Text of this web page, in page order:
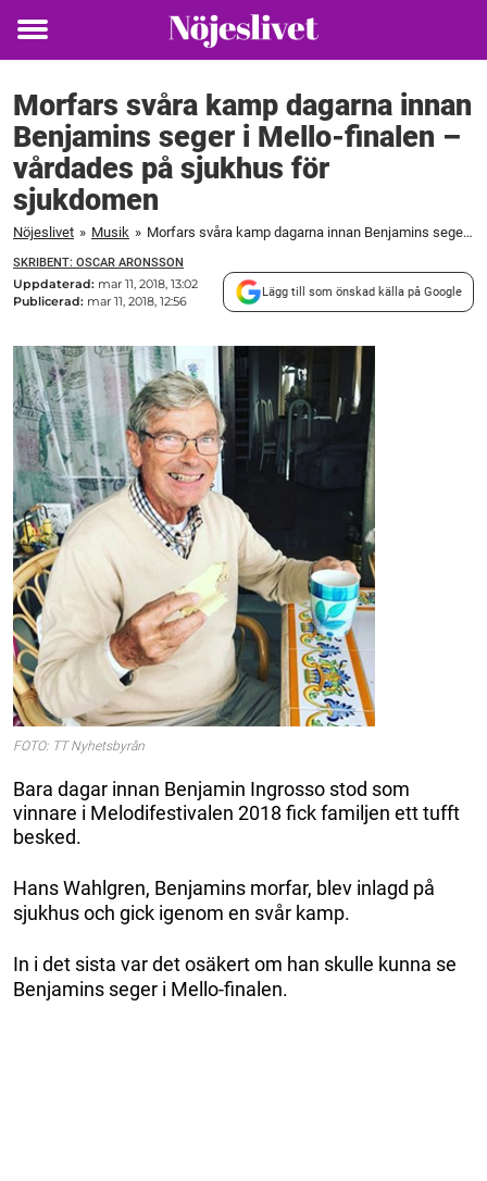
Toggle
Morfars svåra kamp dagarna innan
Benjamins seger i Mello-finalen –
vårdades på sjukhus för
sjukdomen
Nöjeslivet » Musik » Morfars svåra kamp dagarna innan Benjamins seger i Mello-finalen – vårdades på sjukhus för sjukdomen
SKRIBENT: OSCAR ARONSSON
Uppdaterad: mar 11, 2018, 13:02
Publicerad: mar 11, 2018, 12:56
Lägg till som önskad källa på Google
FOTO: TT Nyhetsbyrån
Bara dagar innan Benjamin Ingrosso stod som
vinnare i Melodifestivalen 2018 fick familjen ett tufft
besked.
Hans Wahlgren, Benjamins morfar, blev inlagd på
sjukhus och gick igenom en svår kamp.
In i det sista var det osäkert om han skulle kunna se
Benjamins seger i Mello-finalen.